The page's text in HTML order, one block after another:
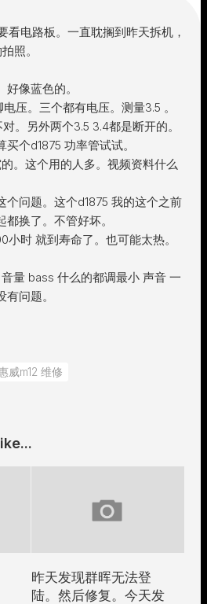
看电路板。一直耽搁到昨天拆机，
照。
像蓝色的。
压。三个都有电压。测量3.5 。
。另外两个3.5 3.4都是断开的。
个d1875 功率管试试。
。这个用的人多。视频资料什么
个问题。这个d1875 我的这个之前
换了。不管好坏。
小时 就到寿命了。也可能太热。
量 bass 什么的都调最小 声音 一
问题。
威m12 维修
昨天发现群晖无法登
陆。然后修复。今天发